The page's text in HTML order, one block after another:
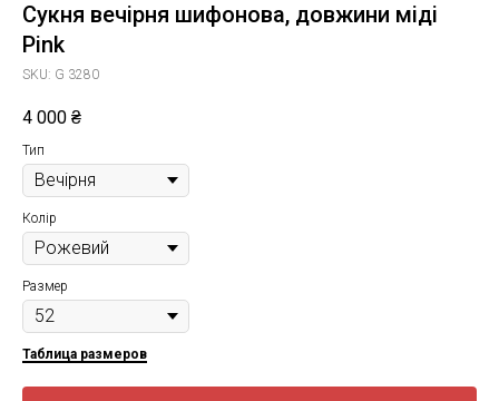
Сукня вечірня шифонова, довжини міді
Pink
SKU: G 3280
4 000 ₴
Тип
Колір
Размер
Таблица размеров